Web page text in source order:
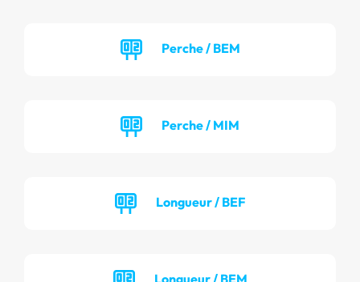
Perche / BEM
Perche / MIM
Longueur / BEF
Longueur / BEM